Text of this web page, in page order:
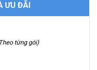
ƯU ĐÃI
từng gói)